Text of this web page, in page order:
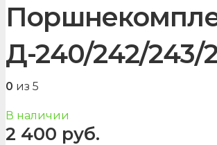
Д-240/242/243/
0 из 5
В наличии
2 400 руб.